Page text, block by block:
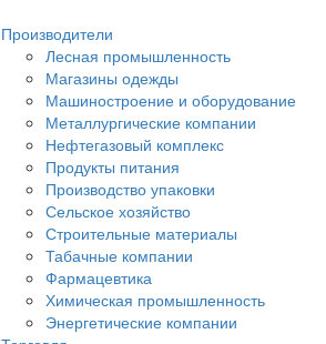
Производители
Лесная промышленность
Магазины одежды
Машиностроение и оборудование
Металлургические компании
Нефтегазовый комплекс
Продукты питания
Производство упаковки
Сельское хозяйство
Строительные материалы
Табачные компании
Фармацевтика
Химическая промышленность
Энергетические компании